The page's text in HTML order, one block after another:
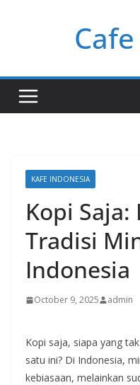
KAFE INDONESIA
Kopi Saja:
Tradisi
Indonesia
October 9, 2025 admin
Kopi saja, siapa yang
satu ini? Di Indonesia,
kebiasaan, melainkan